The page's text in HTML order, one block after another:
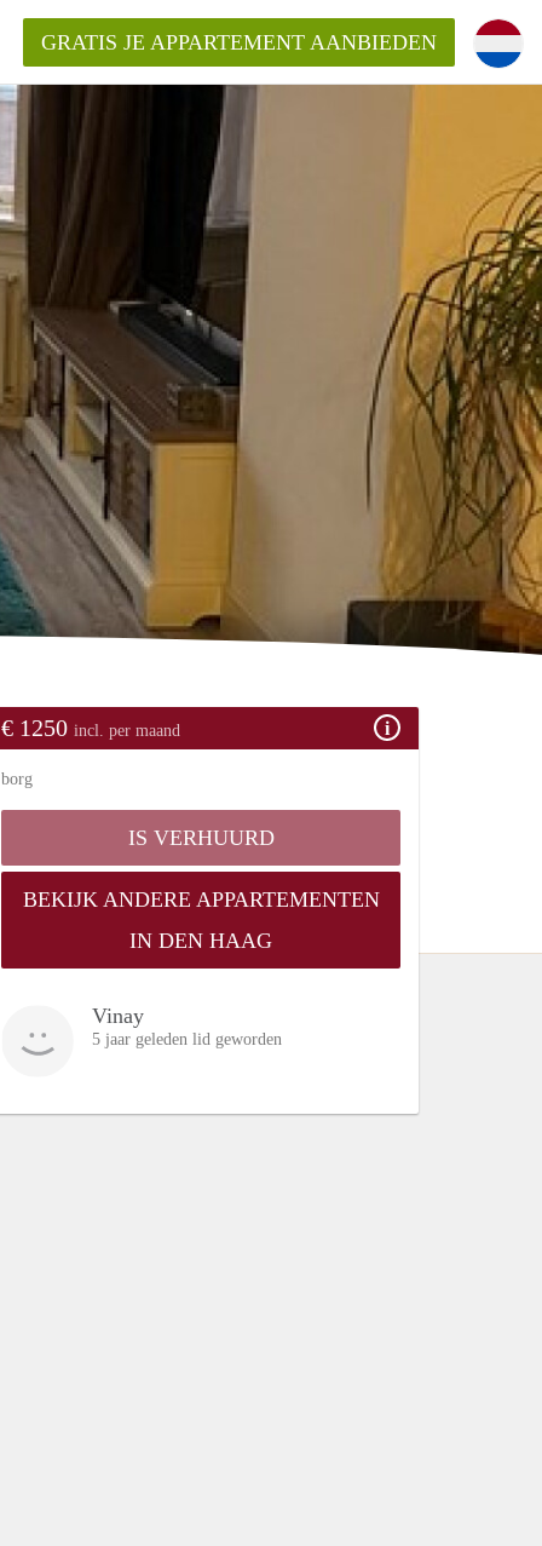
in Den Haag?
DenHaag?
GRATIS JE APPARTEMENT AANBIEDEN
€ 1250 incl. per maand
borg
IS VERHUURD
BEKIJK ANDERE APPARTEMENTEN
IN DEN HAAG
Vinay
5 jaar geleden lid geworden